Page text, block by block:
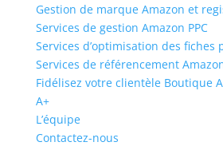
Gestion de marque Amazon et
Services de gestion Amazon PPC
Services d’optimisation des fiches
Services de référencement
Fidélisez votre clientèle Boutique
A+
L’équipe
Contactez-nous